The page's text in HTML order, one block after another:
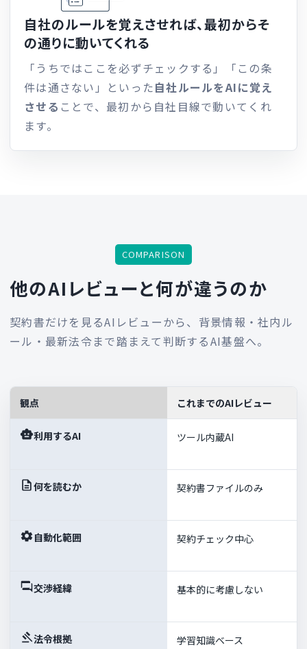
自社のルールを覚えさせれば、最初からそ
の通りに動いてくれる
「うちではここを必ずチェックする」「この条
件は通さない」といった自社ルールをAIに覚え
させる ことで、最初から自社目線で動いてくれ
ます。
COMPARISON
他のAIレビューと何が違うのか
契約書だけを見るAIレビューから、背景情報・社内ル
ール・最新法令まで踏まえて判断するAI基盤へ。
観点 これまでのAIレビュー
利用するAI ツール内蔵AI
何を読むか 契約書ファイルのみ
自動化範囲 契約チェック中心
交渉経緯 基本的に考慮しない
法令根拠 学習知識ベース